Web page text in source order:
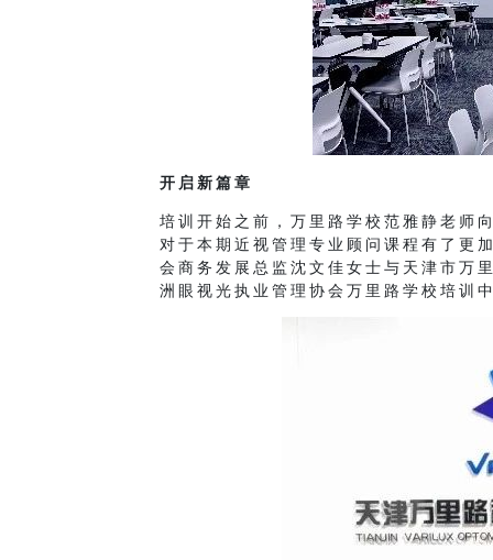
开启新篇章
培训开始之前，万里路学校范雅静老师
对于本期近视管理专业顾问课程有了更
会商务发展总监沈文佳女士与天津市万
洲眼视光执业管理协会万里路学校培训